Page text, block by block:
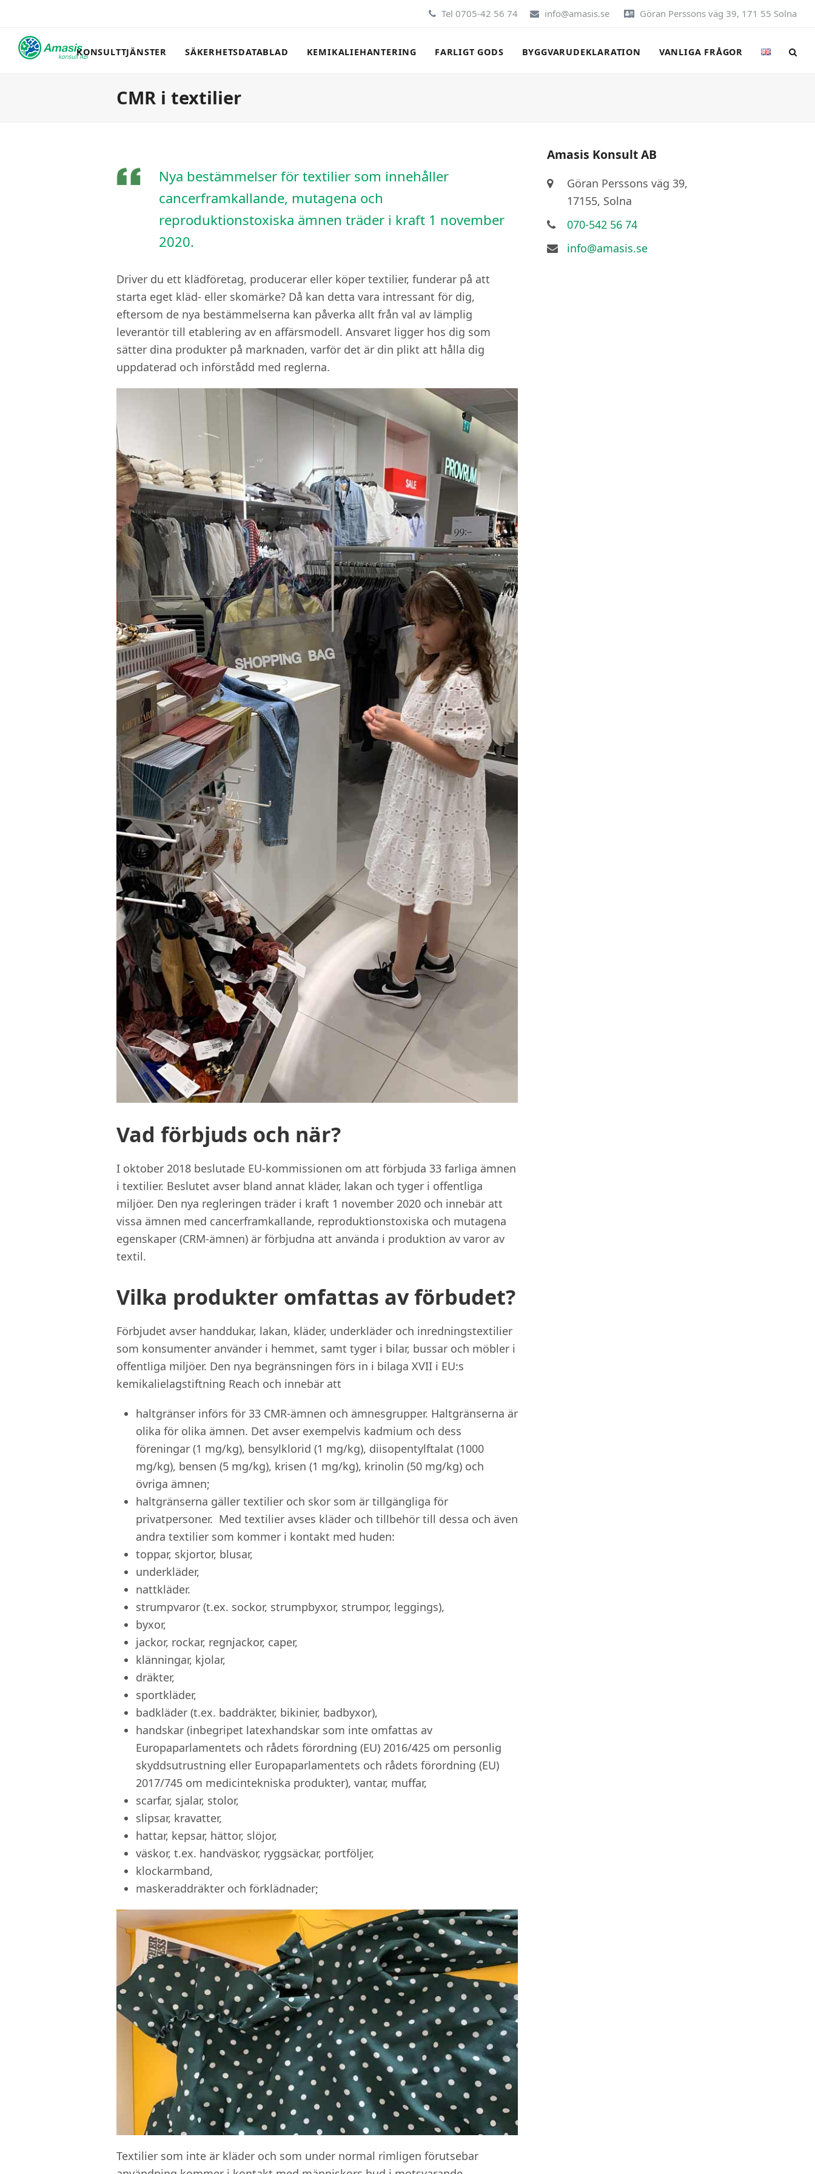
Tel 0705-42 56 74 info@amasis.se Göran Perssons väg 39, 171 55 Solna
KONSULTTJÄNSTER SÄKERHETSDATABLAD KEMIKALIEHANTERING FARLIGT GODS BYGGVARUDEKLARATION VANLIGA FRÅGOR
CMR i textilier
Nya bestämmelser för textilier som innehåller
cancerframkallande, mutagena och
reproduktionstoxiska ämnen träder i kraft 1 november
2020.
Driver du ett klädföretag, producerar eller köper textilier, funderar på att
starta eget kläd- eller skomärke? Då kan detta vara intressant för dig,
eftersom de nya bestämmelserna kan påverka allt från val av lämplig
leverantör till etablering av en affärsmodell. Ansvaret ligger hos dig som
sätter dina produkter på marknaden, varför det är din plikt att hålla dig
uppdaterad och införstådd med reglerna.
Vad förbjuds och när?
I oktober 2018 beslutade EU-kommissionen om att förbjuda 33 farliga ämnen
i textilier. Beslutet avser bland annat kläder, lakan och tyger i offentliga
miljöer. Den nya regleringen träder i kraft 1 november 2020 och innebär att
vissa ämnen med cancerframkallande, reproduktionstoxiska och mutagena
egenskaper (CRM-ämnen) är förbjudna att använda i produktion av varor av
textil.
Vilka produkter omfattas av förbudet?
Förbjudet avser handdukar, lakan, kläder, underkläder och inredningstextilier
som konsumenter använder i hemmet, samt tyger i bilar, bussar och möbler i
offentliga miljöer. Den nya begränsningen förs in i bilaga XVII i EU:s
kemikalielagstiftning Reach och innebär att
haltgränser införs för 33 CMR-ämnen och ämnesgrupper. Haltgränserna är
olika för olika ämnen. Det avser exempelvis kadmium och dess
föreningar (1 mg/kg), bensylklorid (1 mg/kg), diisopentylftalat (1000
mg/kg), bensen (5 mg/kg), krisen (1 mg/kg), krinolin (50 mg/kg) och
övriga ämnen;
haltgränserna gäller textilier och skor som är tillgängliga för
privatpersoner. Med textilier avses kläder och tillbehör till dessa och även
andra textilier som kommer i kontakt med huden:
toppar, skjortor, blusar,
underkläder,
nattkläder.
strumpvaror (t.ex. sockor, strumpbyxor, strumpor, leggings),
byxor,
jackor, rockar, regnjackor, caper,
klänningar, kjolar,
dräkter,
sportkläder,
badkläder (t.ex. baddräkter, bikinier, badbyxor),
handskar (inbegripet latexhandskar som inte omfattas av
Europaparlamentets och rådets förordning (EU) 2016/425 om personlig
skyddsutrustning eller Europaparlamentets och rådets förordning (EU)
2017/745 om medicintekniska produkter), vantar, muffar,
scarfar, sjalar, stolor,
slipsar, kravatter,
hattar, kepsar, hättor, slöjor,
väskor, t.ex. handväskor, ryggsäckar, portföljer,
klockarmband,
maskeraddräkter och förklädnader;
Textilier som inte är kläder och som under normal rimligen förutsebar
Amasis Konsult AB
Göran Perssons väg 39,
17155, Solna
070-542 56 74
info@amasis.se